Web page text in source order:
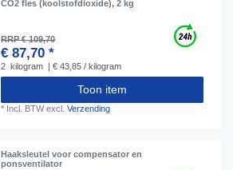
CO2 fles (koolstofdioxide), 2 kg
RRP € 109,70
€ 87,70 *
2 kilogram | € 43,85 / kilogram
Toon item
* Incl. BTWexcl.Verzending
Haaksleutel voor compensator en
ponsventilator